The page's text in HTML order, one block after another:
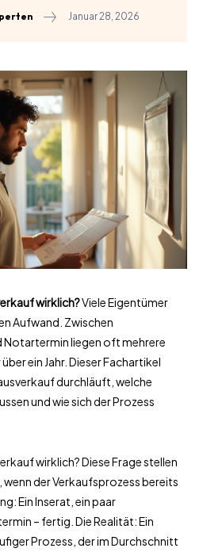
Januar 28, 2026
wirklich?Viele Eigentümer
Aufwand. Zwischen
Notartermin liegen oft mehrere
ein Jahr. Dieser Fachartikel
durchläuft, welche
und wie sich der Prozess
wirklich? Diese Frage stellen
der Verkaufsprozess bereits
Ein Inserat, ein paar
– fertig. Die Realität: Ein
Prozess, der im Durchschnitt